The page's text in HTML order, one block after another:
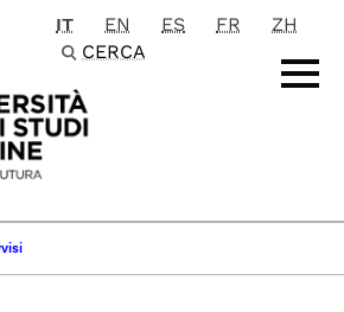
principale
IT EN ES FR
ZH
CERCA